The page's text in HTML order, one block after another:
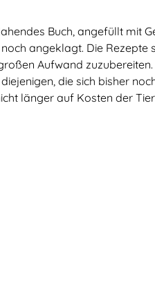
Buch, angefüllt mit
angeklagt. Die Rezepte
Aufwand
die sich bisher
länger auf Kosten der